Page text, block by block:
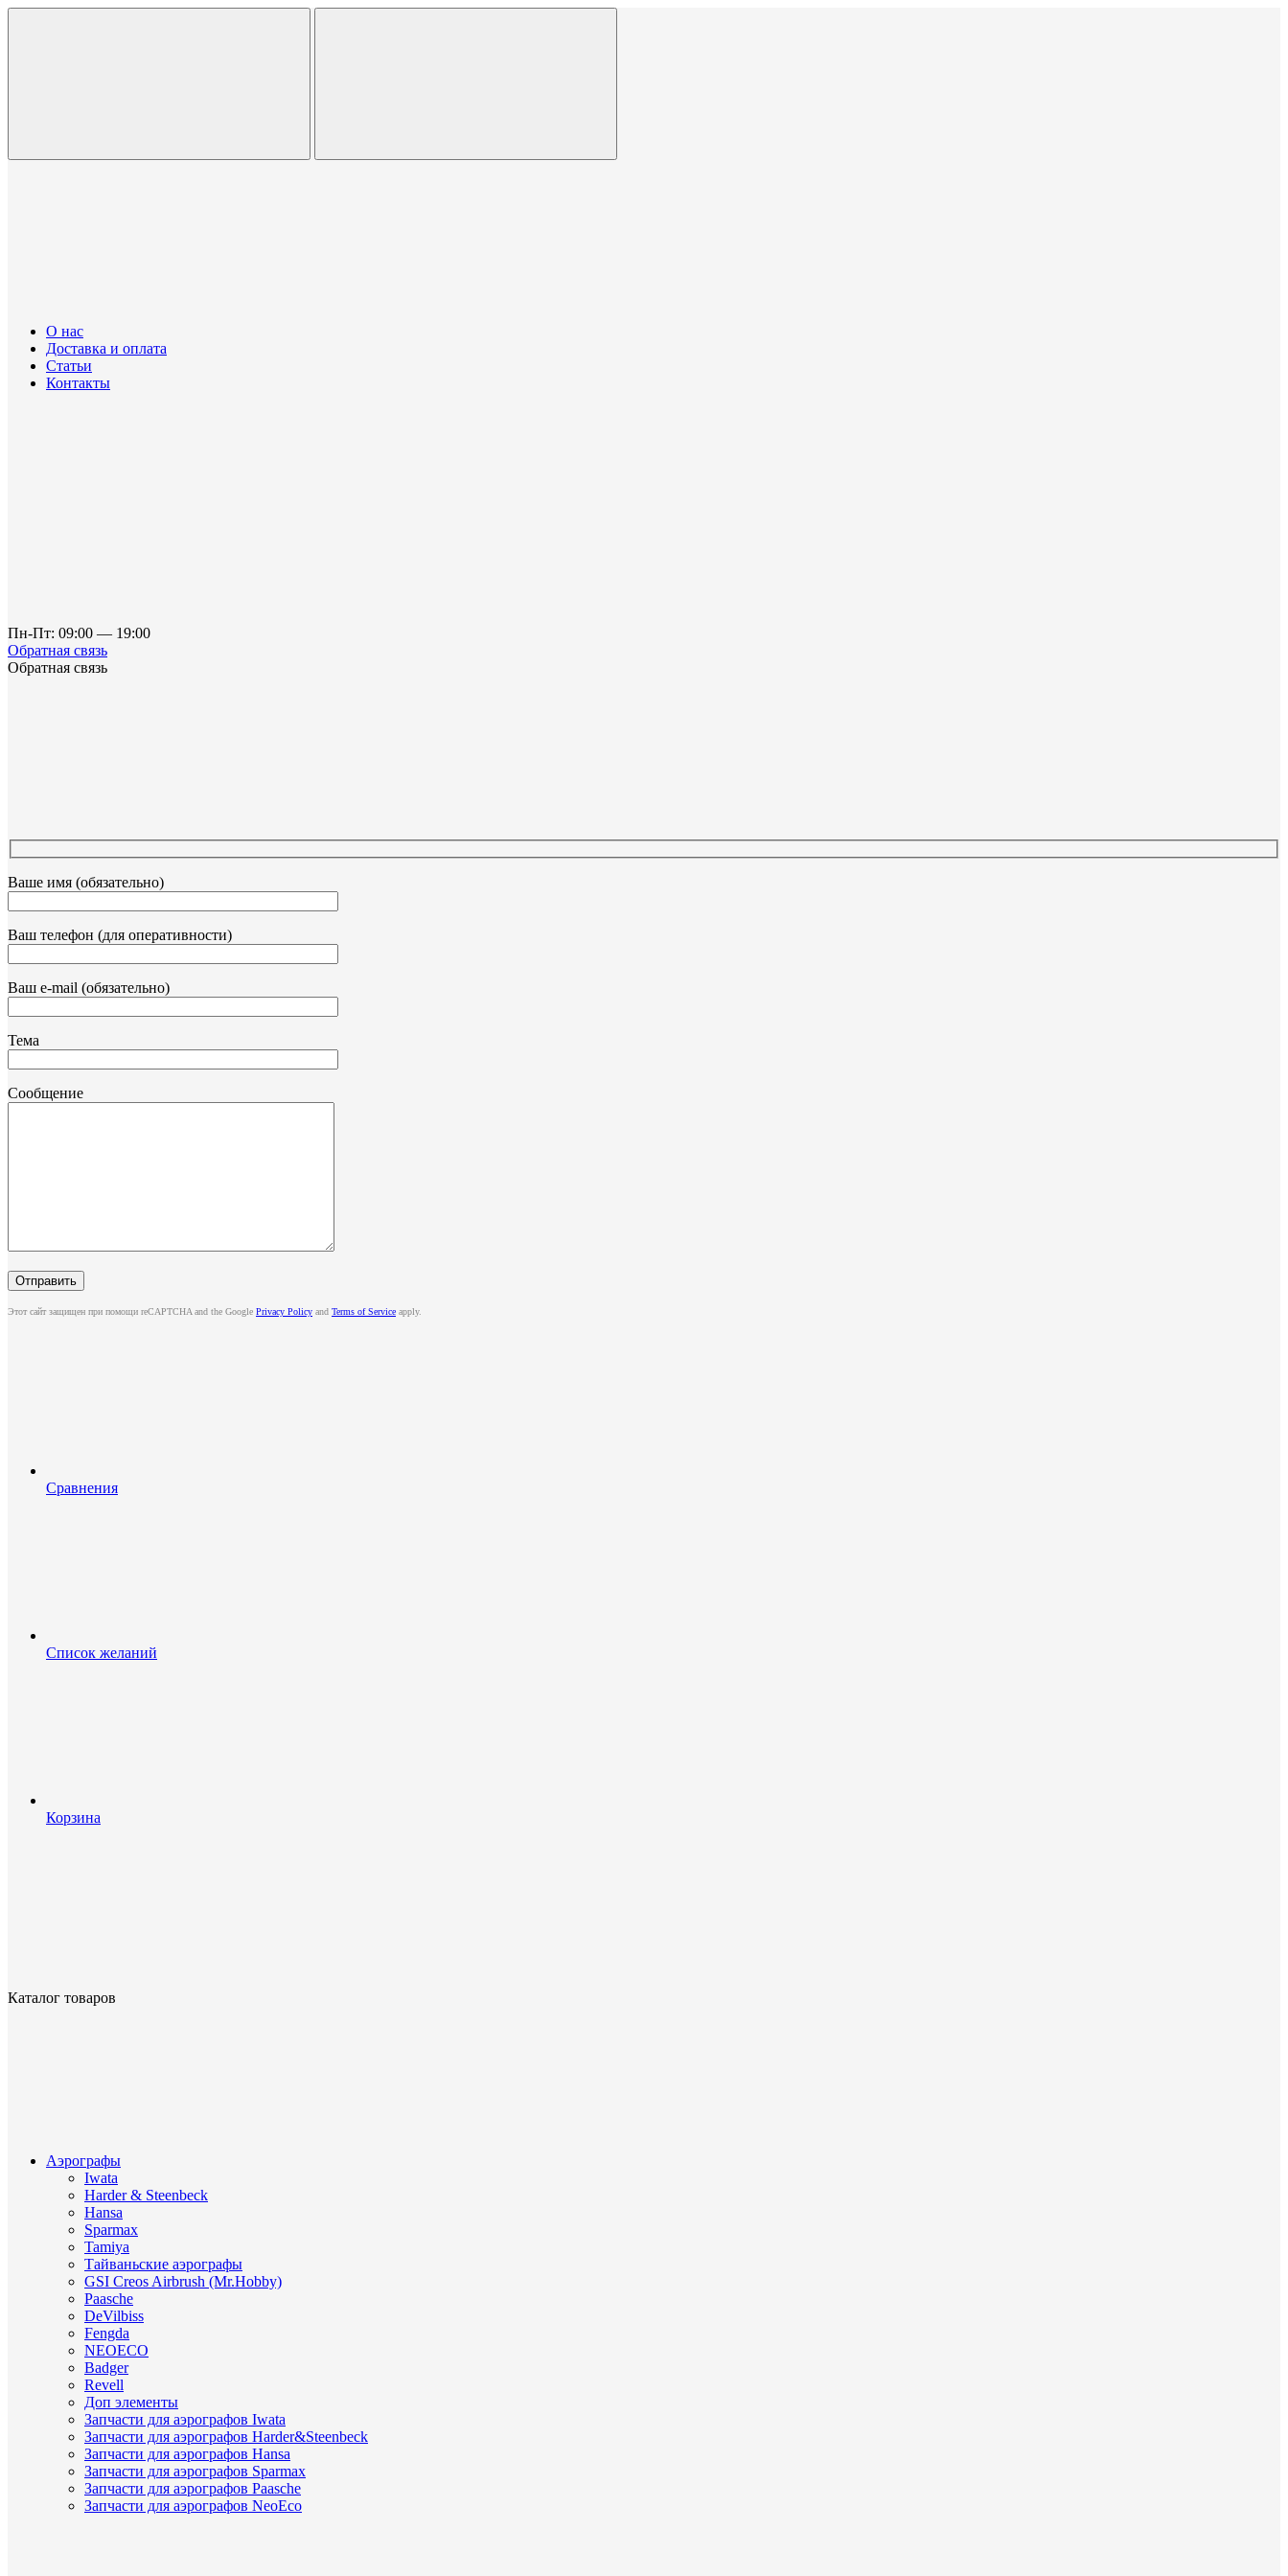
О нас
Доставка и оплата
Статьи
Контакты
Пн-Пт: 09:00 — 19:00
Обратная связь
Обратная связь
Ваше имя (обязательно)
Ваш телефон (для оперативности)
Ваш e-mail (обязательно)
Тема
Сообщение
Этот сайт защищен при помощи reCAPTCHA and the Google Privacy Policy and Terms of Service apply.
Сравнения
Список желаний
Корзина
Каталог товаров
Аэрографы
Iwata
Harder & Steenbeck
Hansa
Sparmax
Tamiya
Тайваньские аэрографы
GSI Creos Airbrush (Mr.Hobby)
Paasche
DeVilbiss
Fengda
NEOECO
Badger
Revell
Доп элементы
Запчасти для аэрографов Iwata
Запчасти для аэрографов Harder&Steenbeck
Запчасти для аэрографов Hansa
Запчасти для аэрографов Sparmax
Запчасти для аэрографов Paasche
Запчасти для аэрографов NeoEco